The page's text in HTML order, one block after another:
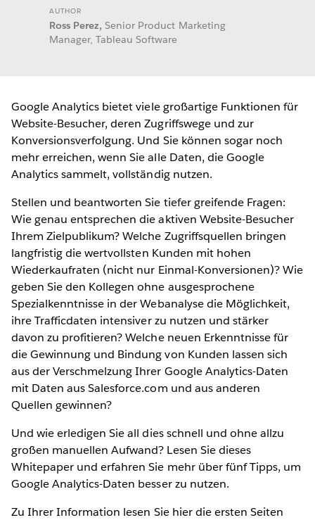
AUTHOR
Ross Perez, Senior Product Marketing
Manager, Tableau Software
Google Analytics bietet viele großartige Funktionen für
Website-Besucher, deren Zugriffswege und zur
Konversionsverfolgung. Und Sie können sogar noch
mehr erreichen, wenn Sie alle Daten, die Google
Analytics sammelt, vollständig nutzen.
Stellen und beantworten Sie tiefer greifende Fragen:
Wie genau entsprechen die aktiven Website-Besucher
Ihrem Zielpublikum? Welche Zugriffsquellen bringen
langfristig die wertvollsten Kunden mit hohen
Wiederkaufraten (nicht nur Einmal-Konversionen)? Wie
geben Sie den Kollegen ohne ausgesprochene
Spezialkenntnisse in der Webanalyse die Möglichkeit,
ihre Trafficdaten intensiver zu nutzen und stärker
davon zu profitieren? Welche neuen Erkenntnisse für
die Gewinnung und Bindung von Kunden lassen sich
aus der Verschmelzung Ihrer Google Analytics-Daten
mit Daten aus Salesforce.com und aus anderen
Quellen gewinnen?
Und wie erledigen Sie all dies schnell und ohne allzu
großen manuellen Aufwand? Lesen Sie dieses
Whitepaper und erfahren Sie mehr über fünf Tipps, um
Google Analytics-Daten besser zu nutzen.
Zu Ihrer Information lesen Sie hier die ersten Seiten